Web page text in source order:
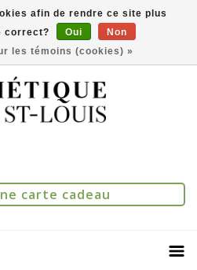
Comparer(0)
carte cadeau
afin de rendre ce site plus
correct?
Oui
Non
les témoins (cookies) »